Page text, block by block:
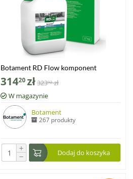
Botament RD Flow komponent
proszkowy 17 kg
31420zł32392 zł
W magazynie
Botament
267 produkty
+
− Dodaj do koszyka